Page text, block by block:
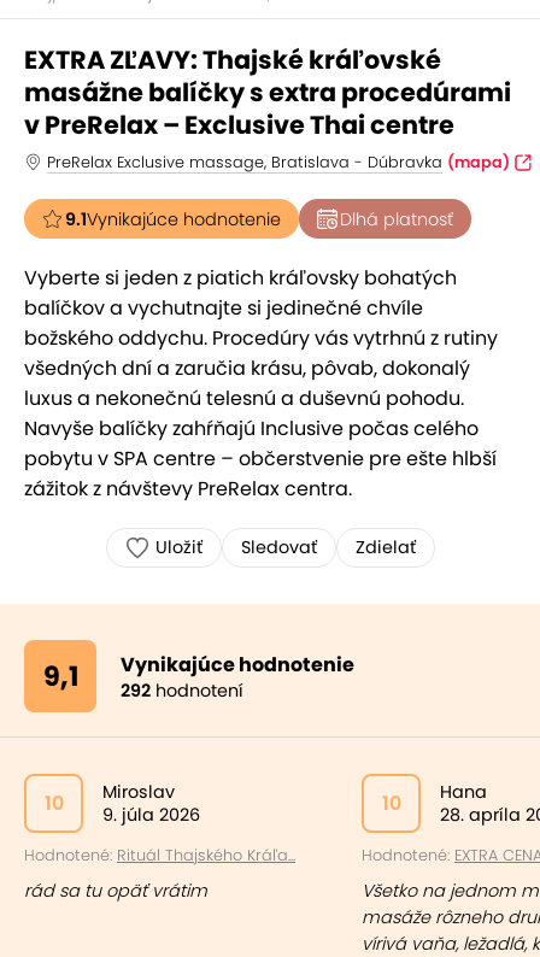
EXTRA ZĽAVY: Thajské kráľovské
masážne balíčky s extra procedúrami
v PreRelax – Exclusive Thai centre
PreRelax Exclusive massage, Bratislava - Dúbravka (mapa)
9.1Vynikajúce hodnotenie Dlhá platnosť
Vyberte si jeden z piatich kráľovsky bohatých
balíčkov a vychutnajte si jedinečné chvíle
božského oddychu. Procedúry vás vytrhnú z rutiny
všedných dní a zaručia krásu, pôvab, dokonalý
luxus a nekonečnú telesnú a duševnú pohodu.
Navyše balíčky zahŕňajú Inclusive počas celého
pobytu v SPA centre – občerstvenie pre ešte hlbší
zážitok z návštevy PreRelax centra.
Uložiť Sledovať Zdielať
9,1 Vynikajúce hodnotenie
292 hodnotení
10
Miroslav
9. júla 2026
Hodnotené: Rituál Thajského Kráľa...
rád sa tu opäť vrátim
10
Hana
28. apríla
Hodnotené: EXTRA
Všetko na jednom
masáže rôzneho
vírivá vaňa, ležadlá,